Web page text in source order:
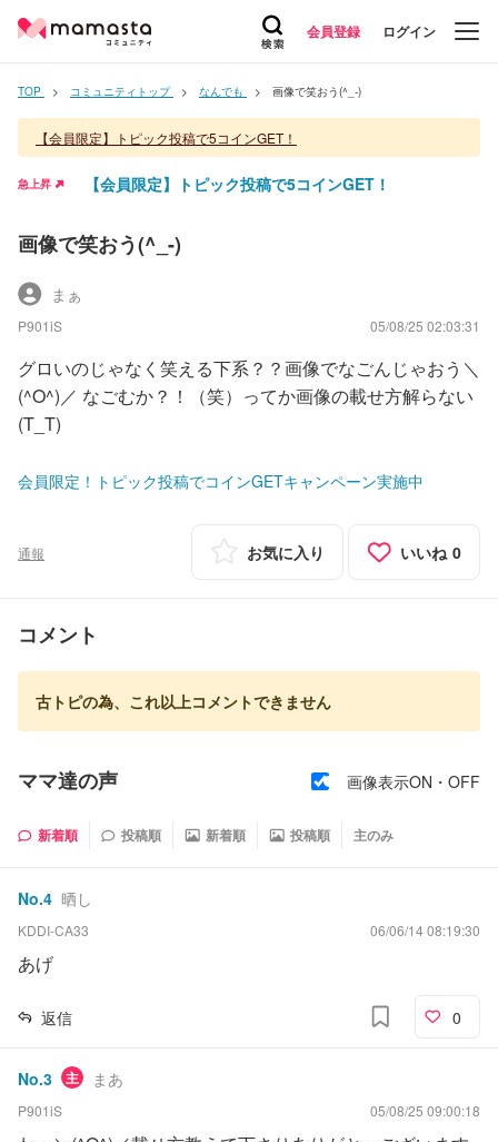
会員登録 ログイン
TOP コミュニティトップ なんでも 画像で笑おう(^_-)
【会員限定】トピック投稿で5コインGET！
急上昇 【会員限定】トピック投稿で5コインGET！
画像で笑おう(^_-)
まぁ
P901iS 05/08/25 02:03:31
グロいのじゃなく笑える下系？？画像でなごんじゃおう＼
(^O^)／ なごむか？！（笑）ってか画像の載せ方解らない
(T_T)
会員限定！トピック投稿でコインGETキャンペーン実施中
通報 お気に入り いいね 0
コメント
古トピの為、これ以上コメントできません
ママ達の声 画像表示ON・OFF
新着順 投稿順 新着順 投稿順 主のみ
No.4 晒し
KDDI-CA33 06/06/14 08:19:30
あげ
返信 0
No.3 主 まあ
P901iS 05/08/25 09:00:18